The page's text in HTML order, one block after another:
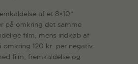
af et 8×10”
på omkring det samme
film, mens indkøb af
omkring 120 kr. per negativ.
film, fremkaldelse og